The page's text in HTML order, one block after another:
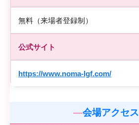
無料（来場者登録制）
公式サイト
https://www.noma-lgf.com/
会場アクセス